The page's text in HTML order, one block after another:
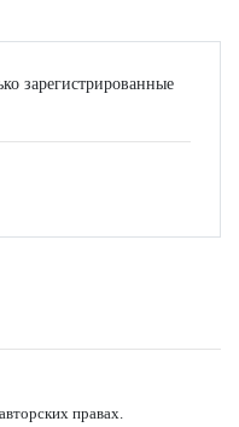
зарегистрированные
правах.